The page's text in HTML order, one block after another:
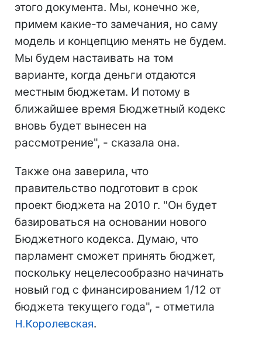
этого документа. Мы, конечно же,
примем какие-то замечания, но саму
модель и концепцию менять не будем.
Мы будем настаивать на том
варианте, когда деньги отдаются
местным бюджетам. И потому в
ближайшее время Бюджетный кодекс
вновь будет вынесен на
рассмотрение", - сказала она.
Также она заверила, что
правительство подготовит в срок
проект бюджета на 2010 г. "Он будет
базироваться на основании нового
Бюджетного кодекса. Думаю, что
парламент сможет принять бюджет,
поскольку нецелесообразно начинать
новый год с финансированием 1/12 от
бюджета текущего года", - отметила
Н.Королевская.